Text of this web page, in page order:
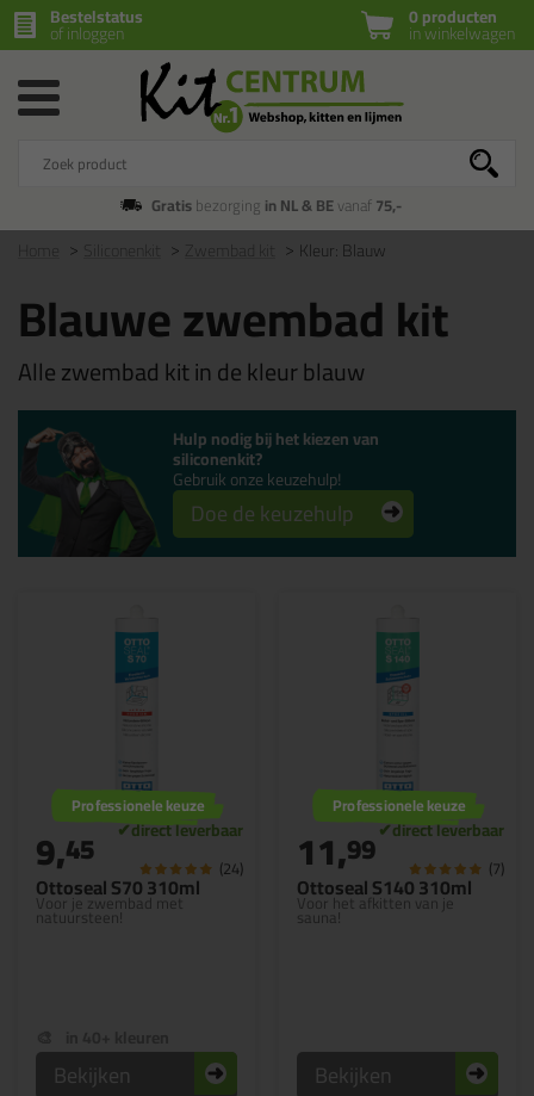
0 producten
in winkelwagen
Bestelstatus
of inloggen
Gratisbezorging in NL & BEvanaf75,-
Zwembad kit Kleur: Blauw
Blauwe zwembad kit
Alle zwembad kit in de kleur blauw
Hulp nodig bij het kiezen van
siliconenkit?
Gebruik onze keuzehulp!
Doe de keuzehulp
Ottoseal S70 310ml
Voor je zwembad met
natuursteen!
Professionele keuze
9,45 (24)
Bekijken
Ottoseal S140 310ml
Voor het afkitten van je
sauna!
Professionele keuze
11,99 (7)
Bekijken